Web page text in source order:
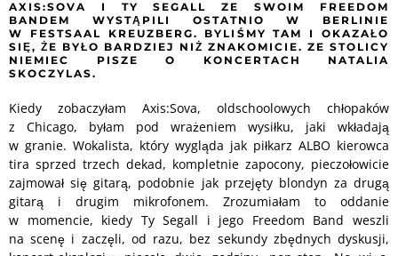
AXIS:SOVA I TY SEGALL ZE SWOIM FREEDOM
BANDEM WYSTĄPILI OSTATNIO W BERLINIE
W FESTSAAL KREUZBERG. BYLIŚMY TAM I OKAZAŁO
SIĘ, ŻE BYŁO BARDZIEJ NIŻ ZNAKOMICIE. ZE STOLICY
NIEMIEC PISZE O KONCERTACH NATALIA
SKOCZYLAS.
Kiedy zobaczyłam Axis:Sova, oldschoolowych chłopaków
z Chicago, byłam pod wrażeniem wysiłku, jaki wkładają
w granie. Wokalista, który wygląda jak piłkarz ALBO kierowca
tira sprzed trzech dekad, kompletnie zapocony, pieczołowicie
zajmował się gitarą, podobnie jak przejęty blondyn za drugą
gitarą i drugim mikrofonem. Zrozumiałam to oddanie
w momencie, kiedy Ty Segall i jego Freedom Band weszli
na scenę i zaczęli, od razu, bez sekundy zbędnych dyskusji,